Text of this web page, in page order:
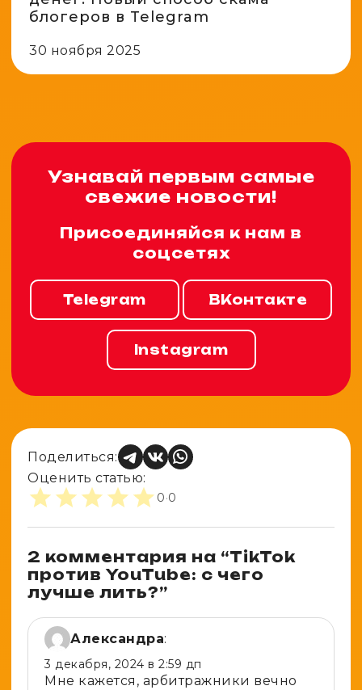
Узнавай первым самые
свежие новости!
Присоединяйся к нам в
соцсетях
Telegram ВКонтакте
Instagram
блогеров в Telegram
30 ноября 2025
Поделиться:
Оценить статью:
0·0
2 комментария на “TikTok
против YouTube: с чего
лучше лить?”
Александра:
3 декабря, 2024 в 2:59 дп
Мне кажется, арбитражники вечно